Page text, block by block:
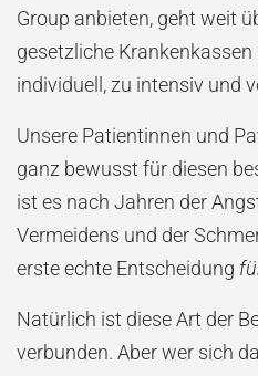
Group anbieten, geht weit
gesetzliche
individuell, zu intensiv und
Unsere Patientinnen und
ganz bewusst für diesen
ist es nach Jahren der
Vermeidens und der
erste echte Entscheidung
Natürlich ist diese Art der
verbunden. Aber wer sich